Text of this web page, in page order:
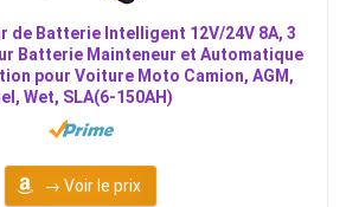
de Batterie Intelligent 12V/24V 8A, 3
Batterie Mainteneur et Automatique
pour Voiture Moto Camion, AGM,
Wet, SLA(6-150AH)
→ Voir le prix